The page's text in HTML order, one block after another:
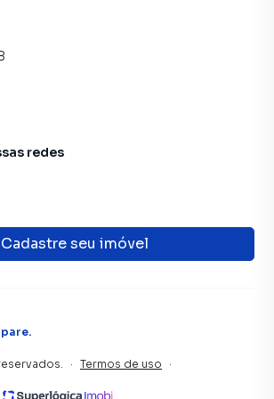
digital com imóveis em
rápido do que em imobiliárias
de marketing digital focada em produzir
para Guarulhos, o que aumenta
maior chance de vender ou alugar seu
Contamos também com um time de
treinados e uma central de
Cadastre seu imóvel
redes
.
· Termos de uso ·